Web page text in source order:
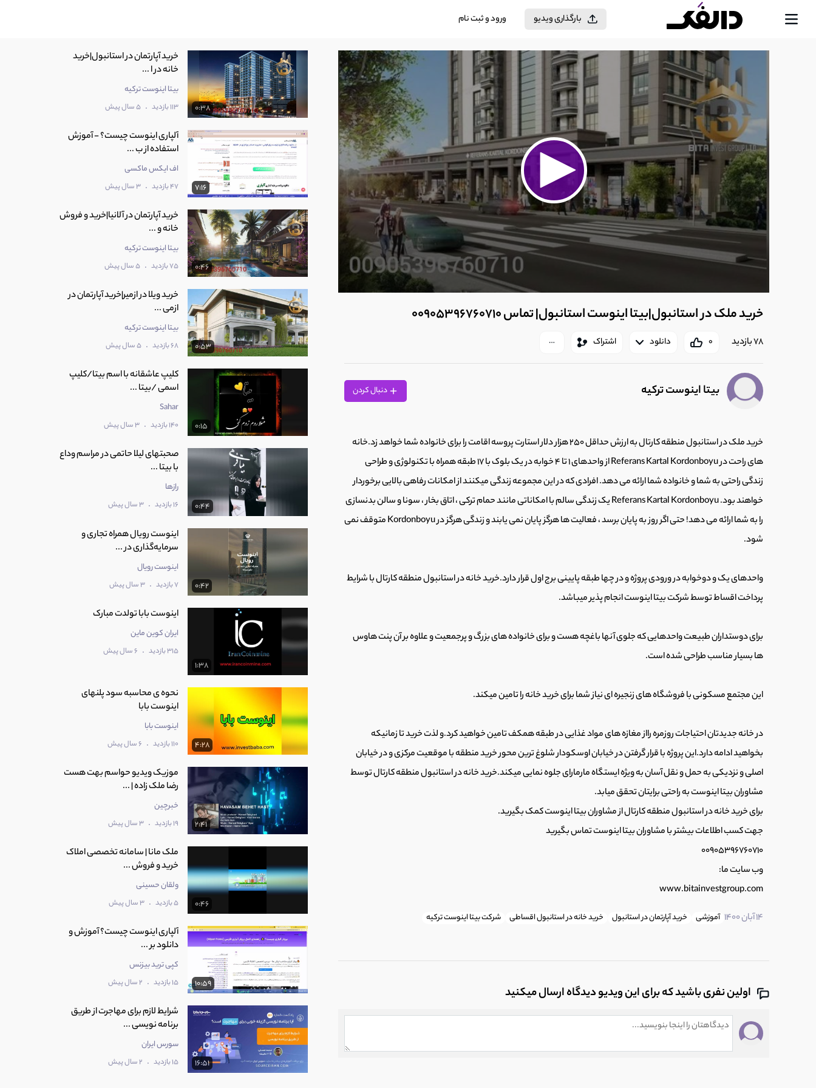
بارگذاری ویدیو ورود و ثبت نام
0
خرید ملک در استانبول|بیتا اینوست استانبول| تماس 00905396760710
0 دانلود اشتراک 78 بازدید
بیتا اینوست ترکیه دنبال کردن
خرید ملک در استانبول منطقه کارتال به ارزش حداقل 250 هزار دلار استارت پروسه اقامت را برای خانواده شما خواهد زد.خانه
های راحت در Referans Kartal Kordonboyu از واحدهای 1 تا 4 خوابه در یک بلوک با 17 طبقه همراه با تکنولوژی و طراحی
زندگی راحتی به شما و خانواده شما ارائه می دهد. افرادی که در این مجموعه زندگی میکنند از امکانات رفاهی بالایی برخوردار
خواهند بود. Referans Kartal Kordonboyu یک زندگی سالم با امکاناتی مانند حمام ترکی ، اتاق بخار ، سونا و سالن بدنسازی
را به شما ارائه می دهد! حتی اگر روز به پایان برسد ، فعالیت ها هرگز پایان نمی یابند و زندگی هرگز در Kordonboyu متوقف نمی
شود.
واحدهای یک و دوخوابه در ورودی پروژه و در چها طبقه پایینی برج اول قرار دارد.خرید خانه در استانبول منطقه کارتال با شرایط
پرداخت اقساط توسط شرکت بیتا اینوست انجام پذیر میباشد.
برای دوستداران طبیعت واحدهایی که جلوی آنها باغچه هست و برای خانواده های بزرگ و پرجمعیت و علاوه بر آن پنت هاوس
ها بسیار مناسب طراحی شده است.
این مجتمع مسکونی با فروشگاه های زنجیره ای نیاز شما برای خرید خانه را تامین میکند.
در خانه جدیدتان احتیاجات روزمره رااز مغازه های مواد غذایی در طبقه همکف تامین خواهید کرد.و لذت خرید تا زمانیکه
بخواهید ادامه دارد.این پروژه با قرار گرفتن در خیابان اوسکودار شلوغ ترین محور خرید منطقه با موقعیت مرکزی و در خیابان
اصلی و نزدیکی به حمل و نقل آسان به ویژه ایستگاه مارمارای جلوه نمایی میکند.خرید خانه در استانبول منطقه کارتال توسط
مشاوران بیتا اینوست به راحتی برایتان تحقق میابد.
برای خرید خانه در استانبول منطقه کارتال از مشاوران بیتا اینوست کمک بگیرید.
جهت کسب اطلاعات بیشتر با مشاوران بیتا اینوست تماس بگیرید
00905396760710
وب سایت ما:
www.bitainvestgroup.com
14 آبان 1400
آموزشی خرید آپارتمان در استانبول خرید خانه در استانبول اقساطی شرکت بیتا اینوست ترکیه
اولین نفری باشید که برای این ویدیو دیدگاه ارسال میکنید
0:38
خرید آپارتمان در استانبول|خرید
خانه در ا ...
بیتا اینوست ترکیه
113 بازدید . 5 سال پیش
7:16
آلپاری اینوست چیست؟ - آموزش
استفاده از ب ...
اف ایکس ماکسی
47 بازدید . 3 سال پیش
0:46
خرید آپارتمان در آلانیا|خرید و فروش
خانه و ...
بیتا اینوست ترکیه
75 بازدید . 5 سال پیش
0:53
خرید ویلا در ازمیر|خرید آپارتمان در
ازمی ...
بیتا اینوست ترکیه
68 بازدید . 5 سال پیش
0:15
کلیپ عاشقانه با اسم بیتا/کلیپ
اسمی /بیتا ...
Sahar
140 بازدید . 3 سال پیش
0:44
صحبتهای لیلا حاتمی در مراسم وداع
با بیتا ...
رازها
16 بازدید . 3 سال پیش
0:42
اینوست رویال همراه تجاری و
سرمایه‌گذاری در ...
اینوست رویال
7 بازدید . 3 سال پیش
1:38
اینوست بابا تولدت مبارک
ایران کوین ماین
315 بازدید . 6 سال پیش
4:28
نحوه ی محاسبه سود پلنهای
اینوست بابا
اینوست بابا
110 بازدید . 6 سال پیش
2:41
موزیک ویدیو حواسم بهت هست
رضا ملک زاده | ...
خبرچین
19 بازدید . 3 سال پیش
0:46
ملک مانا | سامانه تخصصی املاک
خرید و فروش ...
ولقان حسینی
5 بازدید . 3 سال پیش
10:59
‫آلپاری اینوست چیست؟ آموزش و
دانلود بر ...
کپی ترید بیزنس
15 بازدید . 2 سال پیش
16:51
شرایط لازم برای مهاجرت از طریق
برنامه نویسی ...
سورس ایران
15 بازدید . 2 سال پیش